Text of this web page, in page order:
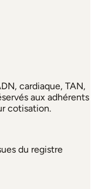
cardiaque, TAN,
aux adhérents
cotisation.
du registre